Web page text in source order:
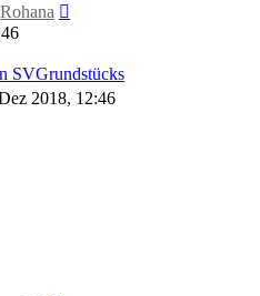
Rohana
SVGrundstücks
2018, 12:46